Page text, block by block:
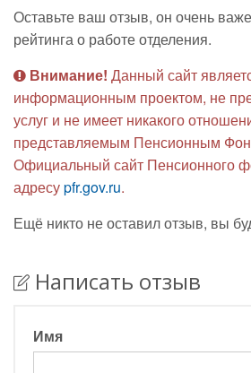
Оставьте ваш отзыв, он очень
рейтинга о работе отделения.
Внимание! Данный сайт
информационным проектом, не
услуг и не имеет никакого
представляемым Пенсионным
Официальный сайт Пенсионного
адресуpfr.gov.ru.
Ещё никто не оставил отзыв, вы
Написать отзыв
Имя